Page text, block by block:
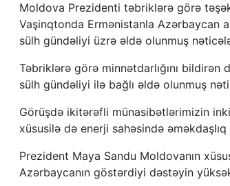
Moldova Prezidenti təbriklərə görə
Vaşinqtonda Ermənistanla Azərbaycan
sülh gündəliyi üzrə əldə olunmuş
Təbriklərə görə minnətdarlığını bildirən
sülh gündəliyi ilə bağlı əldə olunmuş
Görüşdə ikitərəfli münasibətlərimizin
xüsusilə də enerji sahəsində
Prezident Maya Sandu Moldovanın
Azərbaycanın göstərdiyi dəstəyin